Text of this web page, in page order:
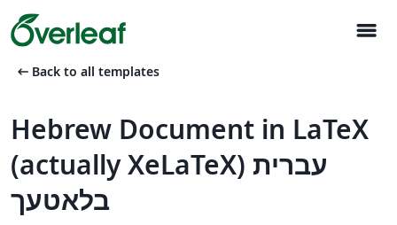
menu
arrow_left_alt Back to all templates
Hebrew Document in LaTeX
(actually XeLaTeX) עברית
בלאטעך